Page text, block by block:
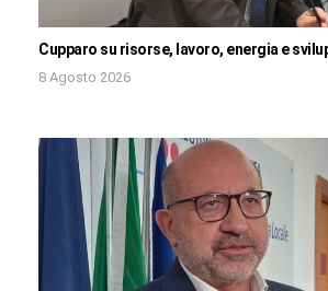
Cupparo su risorse, lavoro, energia e
8 Agosto 2026